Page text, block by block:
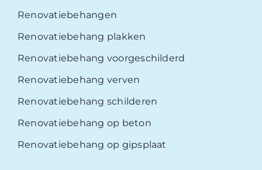
Renovatiebehangen
Renovatiebehang plakken
Renovatiebehang voorgeschilderd
Renovatiebehang verven
Renovatiebehang schilderen
Renovatiebehang op beton
Renovatiebehang op gipsplaat